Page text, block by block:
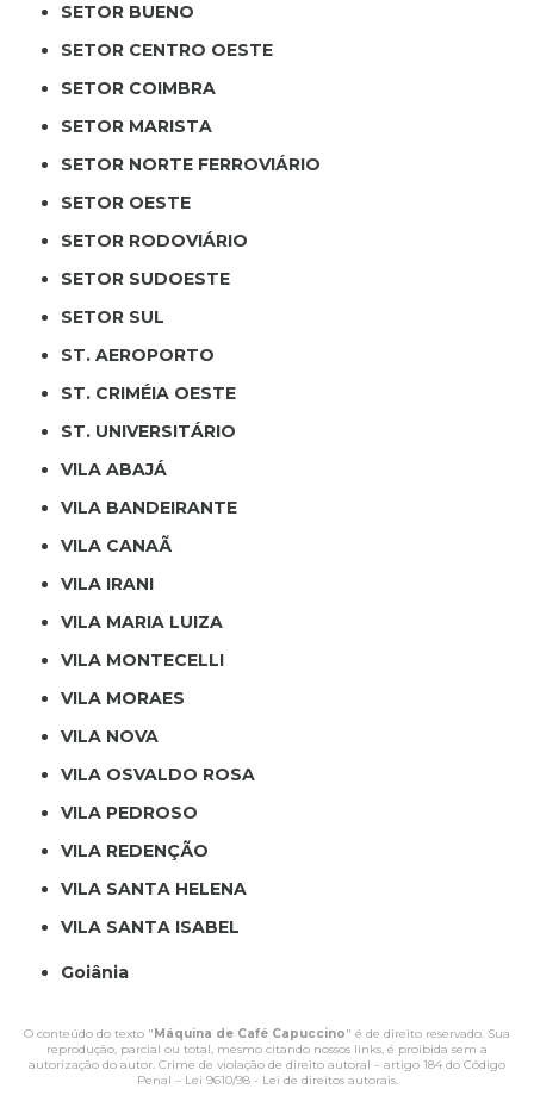
SETOR BUENO
SETOR CENTRO OESTE
SETOR COIMBRA
SETOR MARISTA
SETOR NORTE FERROVIÁRIO
SETOR OESTE
SETOR RODOVIÁRIO
SETOR SUDOESTE
SETOR SUL
ST. AEROPORTO
ST. CRIMÉIA OESTE
ST. UNIVERSITÁRIO
VILA ABAJÁ
VILA BANDEIRANTE
VILA CANAÃ
VILA IRANI
VILA MARIA LUIZA
VILA MONTECELLI
VILA MORAES
VILA NOVA
VILA OSVALDO ROSA
VILA PEDROSO
VILA REDENÇÃO
VILA SANTA HELENA
VILA SANTA ISABEL
Goiânia
O conteúdo do texto " Máquina de Café Capuccino" é de direito reservado. Sua
reprodução, parcial ou total, mesmo citando nossos links, é proibida sem a
autorização do autor. Crime de violação de direito autoral – artigo 184 do Código
Penal – Lei 9610/98 - Lei de direitos autorais.